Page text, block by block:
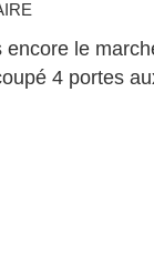
le
4 portes